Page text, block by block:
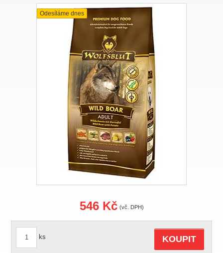
Odesíláme dnes
546 Kč (vč. DPH)
ks KOUPIT